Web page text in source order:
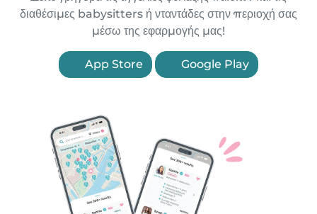
διαθέσιμες babysitters ή νταντάδες στην περιοχή σας
μέσω της εφαρμογής μας!
App Store Google Play